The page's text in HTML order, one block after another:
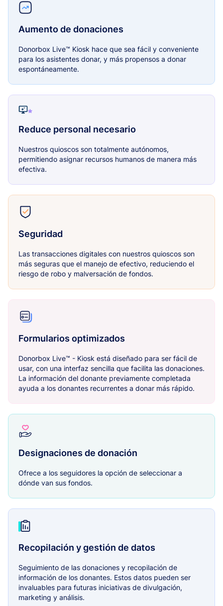
Aumento de donaciones
Donorbox Live™ Kiosk hace que sea fácil y conveniente
para los asistentes donar, y más propensos a donar
espontáneamente.
Reduce personal necesario
Nuestros quioscos son totalmente autónomos,
permitiendo asignar recursos humanos de manera más
efectiva.
Seguridad
Las transacciones digitales con nuestros quioscos son
más seguras que el manejo de efectivo, reduciendo el
riesgo de robo y malversación de fondos.
Formularios optimizados
Donorbox Live™ - Kiosk está diseñado para ser fácil de
usar, con una interfaz sencilla que facilita las donaciones.
La información del donante previamente completada
ayuda a los donantes recurrentes a donar más rápido.
Designaciones de donación
Ofrece a los seguidores la opción de seleccionar a
dónde van sus fondos.
Recopilación y gestión de datos
Seguimiento de las donaciones y recopilación de
información de los donantes. Estos datos pueden ser
invaluables para futuras iniciativas de divulgación,
marketing y análisis.